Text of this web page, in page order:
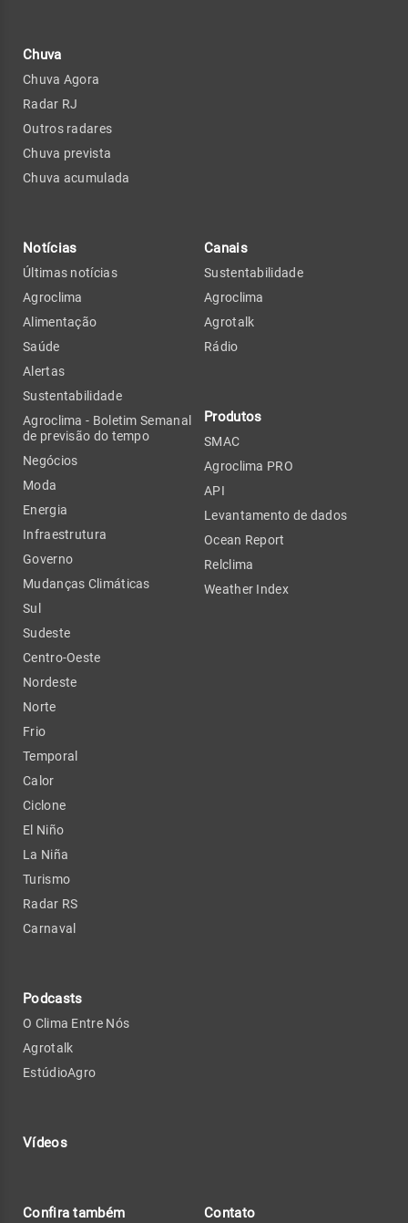
Chuva
Chuva Agora
Radar RJ
Outros radares
Chuva prevista
Chuva acumulada
Notícias
Últimas notícias
Agroclima
Alimentação
Saúde
Alertas
Sustentabilidade
Agroclima - Boletim Semanal
de previsão do tempo
Negócios
Moda
Energia
Infraestrutura
Governo
Mudanças Climáticas
Sul
Sudeste
Centro-Oeste
Nordeste
Norte
Frio
Temporal
Calor
Ciclone
El Niño
La Niña
Turismo
Radar RS
Carnaval
Podcasts
O Clima Entre Nós
Agrotalk
EstúdioAgro
Vídeos
Canais
Sustentabilidade
Agroclima
Agrotalk
Rádio
Produtos
SMAC
Agroclima PRO
API
Levantamento de dados
Ocean Report
Relclima
Weather Index
Confira também Contato